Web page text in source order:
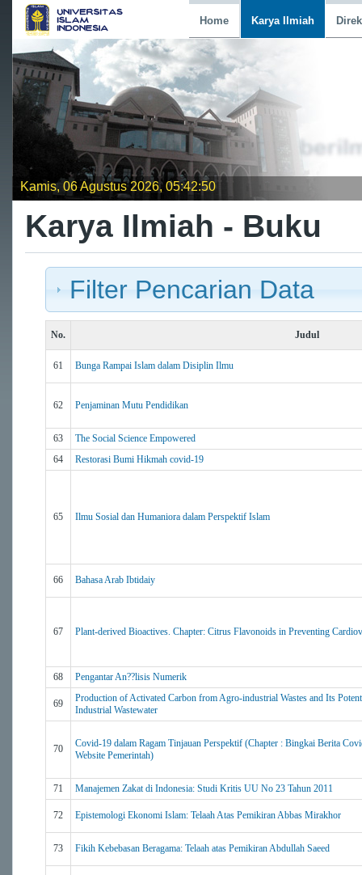
Home Karya Ilmiah
Kamis, 06 Agustus 2026, 05:42:51
Karya Ilmiah - Buku
Filter Pencarian Data
No. Judul
61 Bunga Rampai Islam dalam Disiplin Ilmu
62 Penjaminan Mutu Pendidikan
63
The Social Science Empowered
64
Restorasi Bumi Hikmah covid-19
65 Ilmu Sosial dan Humaniora dalam Perspektif Islam
66 Bahasa Arab Ibtidaiy
67 Plant-derived Bioactives. Chapter: Citrus Flavonoids in Preventing
68 Pengantar An??lisis Numerik
69
Production of Activated Carbon from Agro-industrial Wastes and Its
Industrial Wastewater
70
Covid-19 dalam Ragam Tinjauan Perspektif (Chapter : Bingkai Berita
Website Pemerintah)
71 Manajemen Zakat di Indonesia: Studi Kritis UU No 23 Tahun 2011
72 Epistemologi Ekonomi Islam: Telaah Atas Pemikiran Abbas Mirakhor
73 Fikih Kebebasan Beragama: Telaah atas Pemikiran Abdullah Saeed